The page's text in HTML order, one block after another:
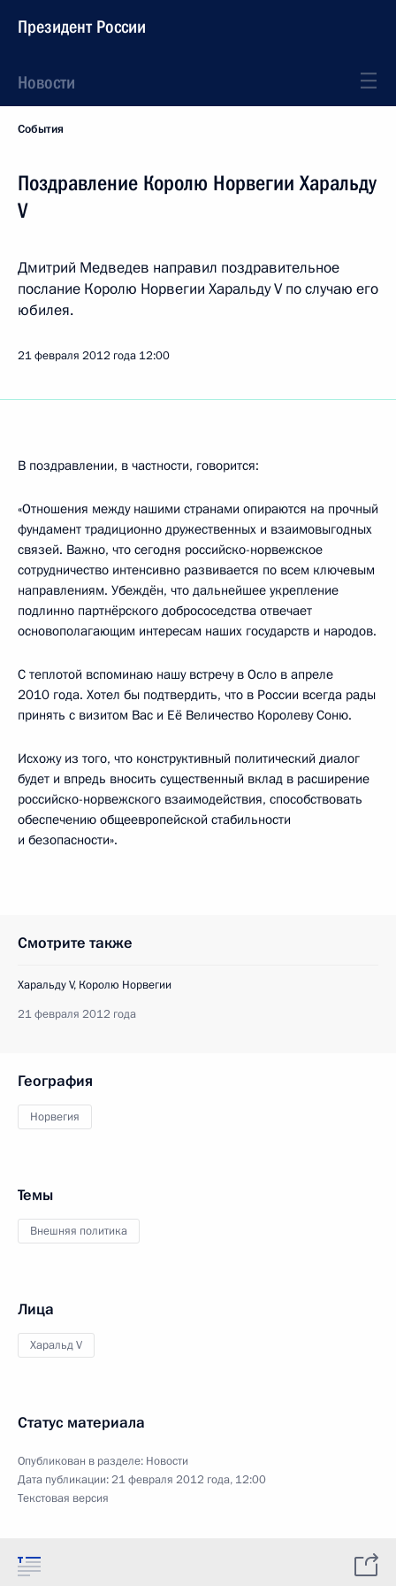
Президент России
Новости
События
Поздравление Королю Норвегии Харальду
V
Дмитрий Медведев направил поздравительное
послание Королю Норвегии Харальду V по случаю его
юбилея.
21 февраля 2012 года 12:00
В поздравлении, в частности, говорится:
«Отношения между нашими странами опираются на прочный
фундамент традиционно дружественных и взаимовыгодных
связей. Важно, что сегодня российско-норвежское
сотрудничество интенсивно развивается по всем ключевым
направлениям. Убеждён, что дальнейшее укрепление
подлинно партнёрского добрососедства отвечает
основополагающим интересам наших государств и народов.
С теплотой вспоминаю нашу встречу в Осло в апреле
2010 года. Хотел бы подтвердить, что в России всегда рады
принять с визитом Вас и Её Величество Королеву Соню.
Исхожу из того, что конструктивный политический диалог
будет и впредь вносить существенный вклад в расширение
российско-норвежского взаимодействия, способствовать
обеспечению общеевропейской стабильности
и безопасности».
Смотрите также
Харальду V, Королю Норвегии
21 февраля 2012 года
География
Норвегия
Темы
Внешняя политика
Лица
Харальд V
Статус материала
Опубликован в разделе: Новости
Дата публикации:21 февраля 2012 года, 12:00
Текстовая версия